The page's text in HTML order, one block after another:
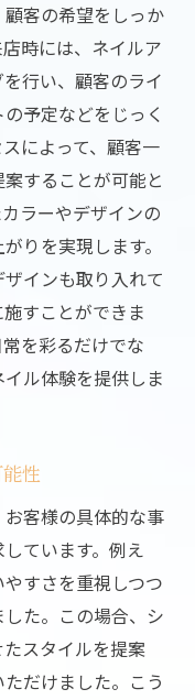
客の希望をしっか
時には、ネイルア
行い、顧客のライ
予定などをじっく
によって、顧客一
することが可能と
ラーやデザインの
りを実現します。
インも取り入れて
すことができま
を彩るだけでな
ル体験を提供しま
性
客様の具体的な事
ています。例え
すさを重視しつつ
た。この場合、シ
スタイルを提案
だけました。こう